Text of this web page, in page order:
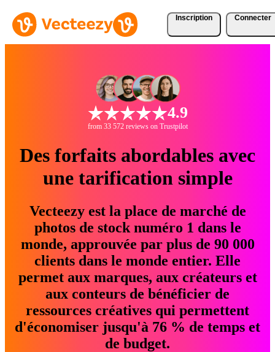
Inscription Connecter
4.9
from 33 572 reviews on Trustpilot
Des forfaits abordables avec
une tarification simple
Vecteezy est la place de marché de
photos de stock numéro 1 dans le
monde, approuvée par plus de 90 000
clients dans le monde entier. Elle
permet aux marques, aux créateurs et
aux conteurs de bénéficier de
ressources créatives qui permettent
d'économiser jusqu'à 76 % de temps et
de budget.